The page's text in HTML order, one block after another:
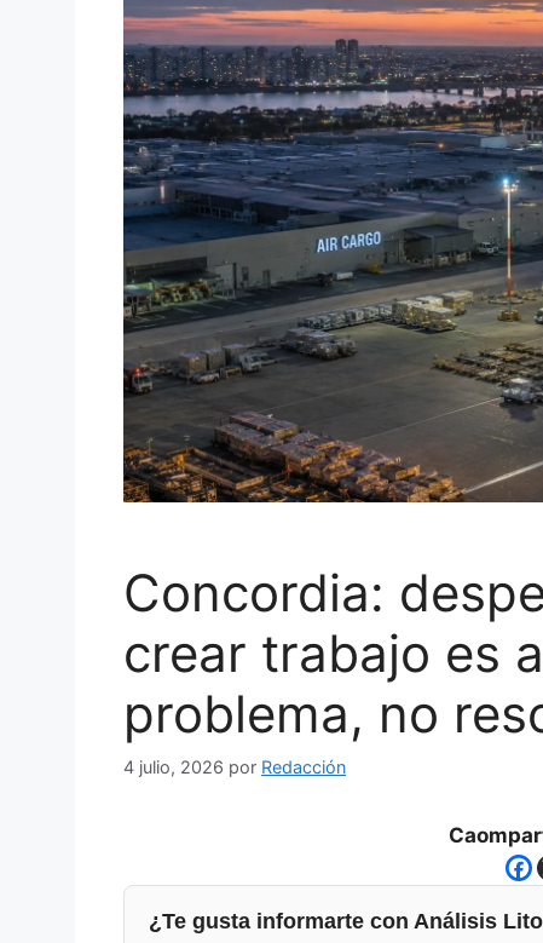
Concordia:
crear trabajo es
problema, no
4 julio, 2026 por Redacción
¿Te gusta informarte con Análisis